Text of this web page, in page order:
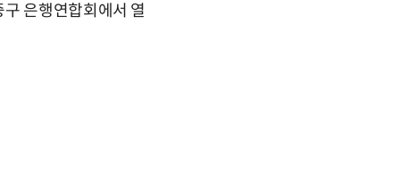
은행연합회에서 열